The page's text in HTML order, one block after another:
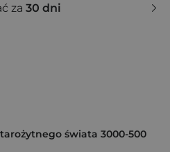
za 30 dni
świata 3000-500